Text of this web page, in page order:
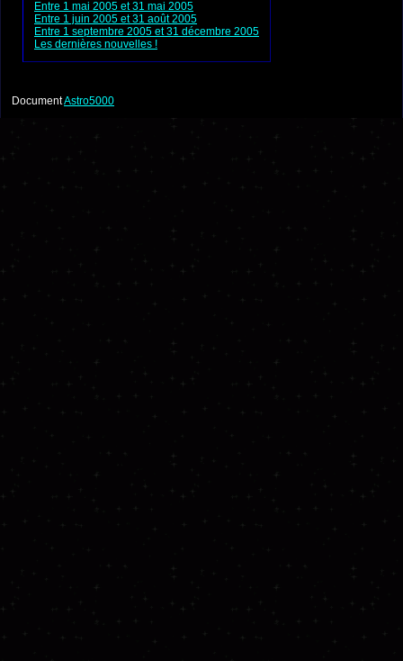
Entre 1 mai 2005 et 31 mai 2005
Entre 1 juin 2005 et 31 août 2005
Entre 1 septembre 2005 et 31 décembre 2005
Les dernières nouvelles !
DocumentAstro5000